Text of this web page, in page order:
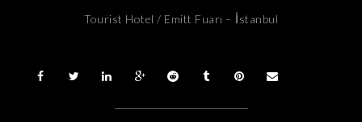
Tourist Hotel / Emitt Fuarı – İstanbul